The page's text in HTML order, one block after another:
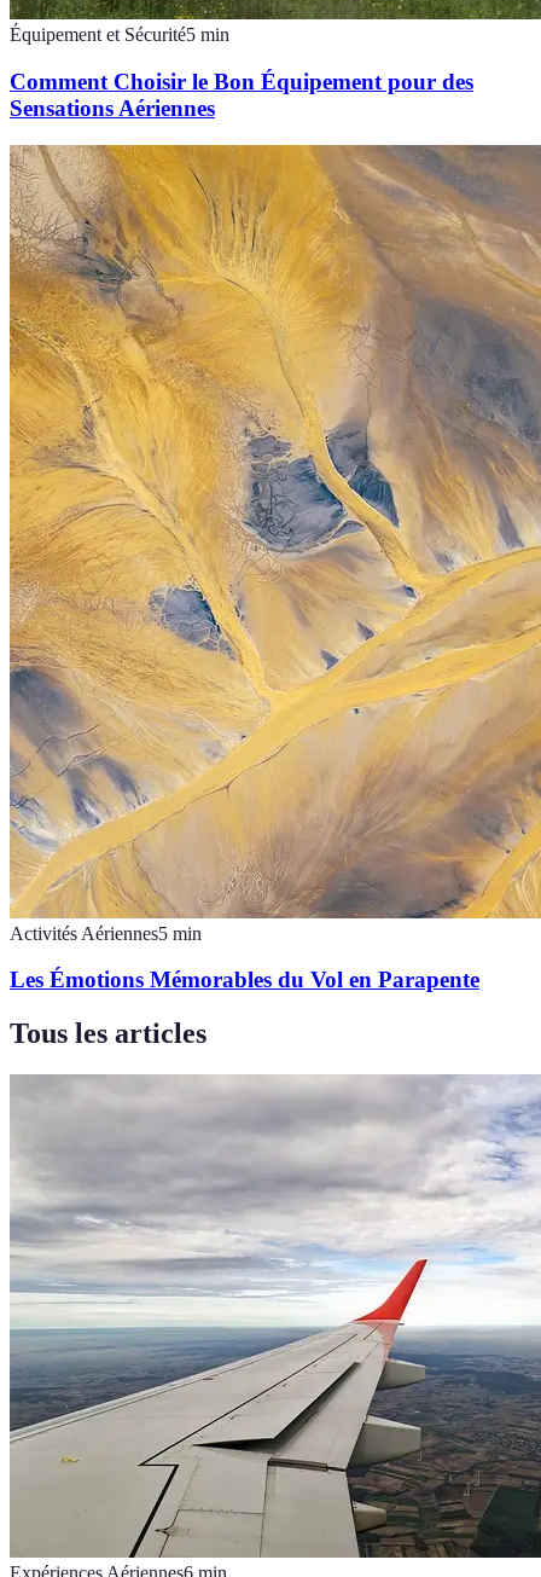
Équipement et Sécurité5 min
Comment Choisir le Bon Équipement pour des
Sensations Aériennes
Activités Aériennes5 min
Les Émotions Mémorables du Vol en Parapente
Tous les articles
Expériences Aériennes6 min